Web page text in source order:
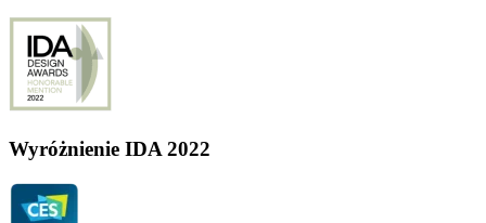
Wyróżnienie IDA 2022